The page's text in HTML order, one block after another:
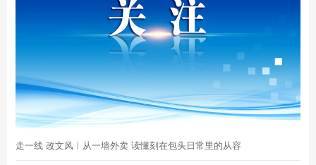
走一线 改文风︱从一墙外卖 读懂刻在包头日常里的从容